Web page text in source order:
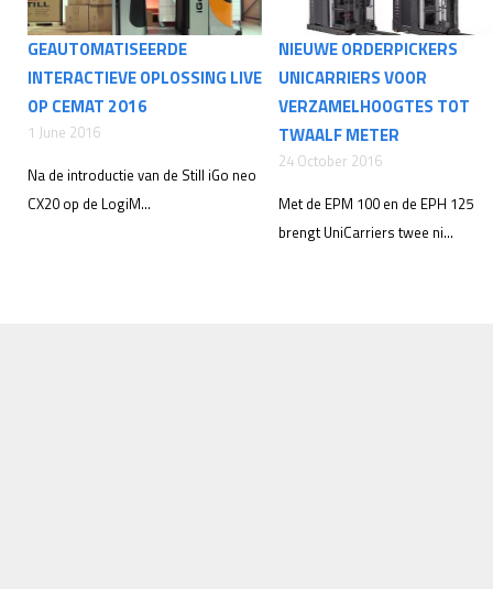
GEAUTOMATISEERDE
INTERACTIEVE OPLOSSING LIVE
OP CEMAT 2016
1 June 2016
Na de introductie van de Still iGo neo
CX20 op de LogiM...
NIEUWE ORDERPICKERS
UNICARRIERS VOOR
VERZAMELHOOGTES TOT
TWAALF METER
24 October 2016
Met de EPM 100 en de EPH 125
brengt UniCarriers twee ni...